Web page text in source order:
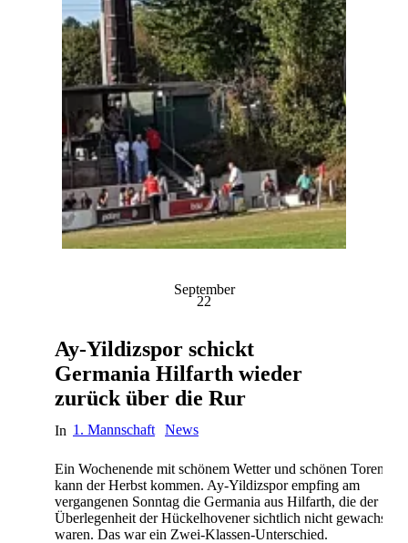
September
22
Ay-Yildizspor schickt
Germania Hilfarth wieder
zurück über die Rur
In 1. Mannschaft News
Ein Wochenende mit schönem Wetter und schönen Toren. So
kann der Herbst kommen. Ay-Yildizspor empfing am
vergangenen Sonntag die Germania aus Hilfarth, die der
Überlegenheit der Hückelhovener sichtlich nicht gewachsen
waren. Das war ein Zwei-Klassen-Unterschied.